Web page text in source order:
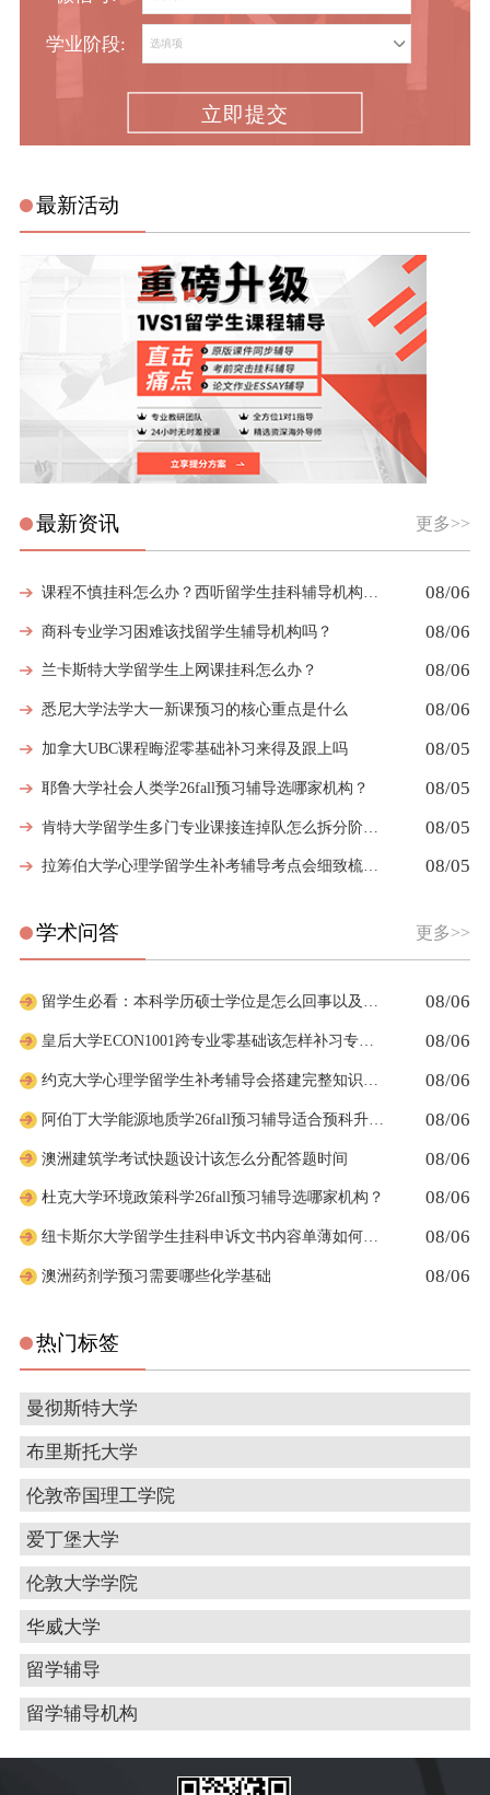
学业阶段:
立即提交
最新活动
最新资讯 更多>>
08/06
商科专业学习困难该找留学生辅导机构吗？ 08/06
兰卡斯特大学留学生上网课挂科怎么办？ 08/06
悉尼大学法学大一新课预习的核心重点是什么 08/06
加拿大UBC课程晦涩零基础补习来得及跟上吗 08/05
耶鲁大学社会人类学26fall预习辅导选哪家机构？ 08/05
肯特大学留学生多门专业课接连掉队怎么拆分阶段性补习计划 08/05
拉筹伯大学心理学留学生补考辅导考点会细致梳理吗 08/05
学术问答 更多>>
留学生必看：本科学历硕士学位是怎么回事以及如何影响考公 08/06
皇后大学ECON1001跨专业零基础该怎样补习专业课 08/06
08/06
阿伯丁大学能源地质学26fall预习辅导适合预科升本科吗 08/06
澳洲建筑学考试快题设计该怎么分配答题时间 08/06
杜克大学环境政策科学26fall预习辅导选哪家机构？ 08/06
纽卡斯尔大学留学生挂科申诉文书内容单薄如何充实材料 08/06
澳洲药剂学预习需要哪些化学基础 08/06
热门标签
曼彻斯特大学
布里斯托大学
伦敦帝国理工学院
爱丁堡大学
伦敦大学学院
华威大学
留学辅导
留学辅导机构